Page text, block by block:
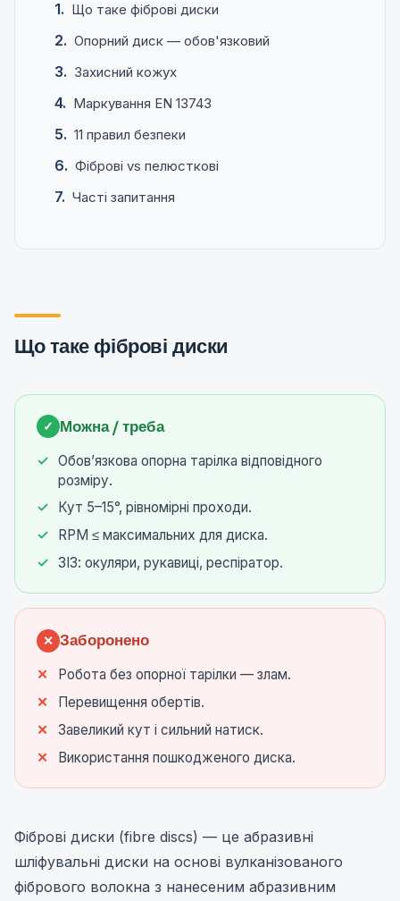
Що таке фіброві диски
Опорний диск — обов'язковий
Захисний кожух
Маркування EN 13743
11 правил безпеки
Фіброві vs пелюсткові
Часті запитання
Що таке фіброві диски
✓ Можна / треба
Обов’язкова опорна тарілка відповідного
розміру.
Кут 5–15°, рівномірні проходи.
RPM ≤ максимальних для диска.
ЗІЗ: окуляри, рукавиці, респіратор.
✕ Заборонено
Робота без опорної тарілки — злам.
Перевищення обертів.
Завеликий кут і сильний натиск.
Використання пошкодженого диска.
Фіброві диски (fibre discs) — це абразивні
шліфувальні диски на основі вулканізованого
фібрового волокна з нанесеним абразивним